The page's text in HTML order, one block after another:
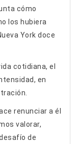
cómo
los hubiera
York doce
cotidiana, el
en
renunciar a él
valorar,
de